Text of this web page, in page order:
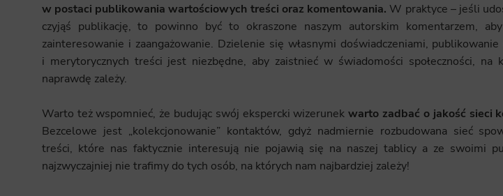
Analytics
create aggregate demographic statistics about users. Analytical
Scope responsible for displaying personalized ads that may be of interest
providing him or her with the marketing, advertising and retargeting content
w postaci publikowania wartościowych treści oraz komentowania. W praktyce – jeśli
czyjąś publikację, to powinno być to okraszone naszym autorskim komentarzem,
zainteresowanie i zaangażowanie. Dzielenie się własnymi doświadczeniami, publikowanie
i merytorycznych treści jest niezbędne, aby zaistnieć w świadomości społeczności, na
naprawdę zależy.
Warto też wspomnieć, że budując swój ekspercki wizerunekwarto zadbać o jakość sieci
Bezcelowe jest „kolekcjonowanie” kontaktów, gdyż nadmiernie rozbudowana sieć
treści, które nas faktycznie interesują nie pojawią się na naszej tablicy a ze swoimi
najzwyczajniej nie trafimy do tych osób, na których nam najbardziej zależy!